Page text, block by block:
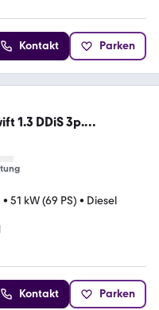
Kontakt Parken
1.3 DDiS 3p.
• 51 kW (69 PS) • Diesel
Kontakt Parken